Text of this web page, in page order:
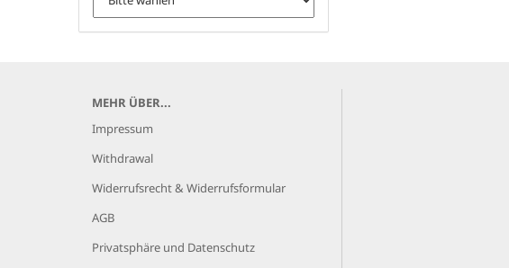
MEHR ÜBER...
Impressum
Withdrawal
Widerrufsrecht & Widerrufsformular
AGB
Privatsphäre und Datenschutz